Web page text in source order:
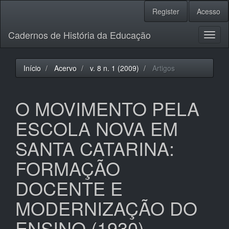
principal
Barra
Lateral
Register Acesso
Cadernos de História da Educação
Início Acervo v. 8 n. 1 (2009) Artigos
O MOVIMENTO PELA
ESCOLA NOVA EM
SANTA CATARINA:
FORMAÇÃO
DOCENTE E
MODERNIZAÇÃO DO